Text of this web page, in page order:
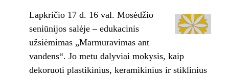
Lapkričio 17 d. 16 val. Mosėdžio
seniūnijos salėje – edukacinis
užsiėmimas „Marmuravimas ant
vandens“. Jo metu dalyviai mokysis, kaip
dekoruoti plastikinius, keramikinius ir stiklinius